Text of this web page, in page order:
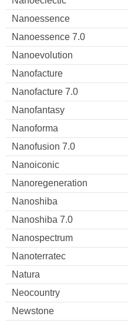
Nanoessence
Nanoessence 7.0
Nanoevolution
Nanofacture
Nanofacture 7.0
Nanofantasy
Nanoforma
Nanofusion 7.0
Nanoiconic
Nanoregeneration
Nanoshiba
Nanoshiba 7.0
Nanospectrum
Nanoterratec
Natura
Neocountry
Newstone